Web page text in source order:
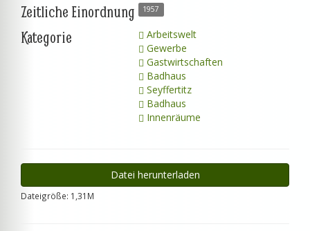
Zeitliche Einordnung 1957
Kategorie
Arbeitswelt
Gewerbe
Gastwirtschaften
Badhaus
Seyffertitz
Badhaus
Innenräume
Datei herunterladen
Dateigröße: 1,31M